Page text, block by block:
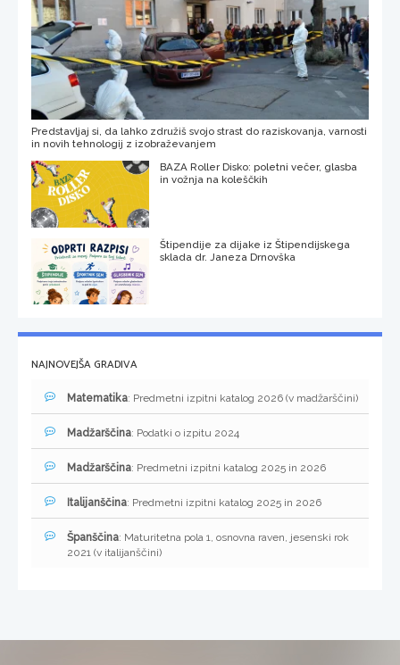
Predstavljaj si, da lahko združiš svojo strast do raziskovanja, varnosti
in novih tehnologij z izobraževanjem
BAZA Roller Disko: poletni večer, glasba
in vožnja na koleščkih
Štipendije za dijake iz Štipendijskega
sklada dr. Janeza Drnovška
NAJNOVEJŠA GRADIVA
Matematika: Predmetni izpitni katalog 2026 (v madžarščini)
Madžarščina: Podatki o izpitu 2024
Madžarščina: Predmetni izpitni katalog 2025 in 2026
Italijanščina: Predmetni izpitni katalog 2025 in 2026
Španščina: Maturitetna pola 1, osnovna raven, jesenski rok
2021 (v italijanščini)